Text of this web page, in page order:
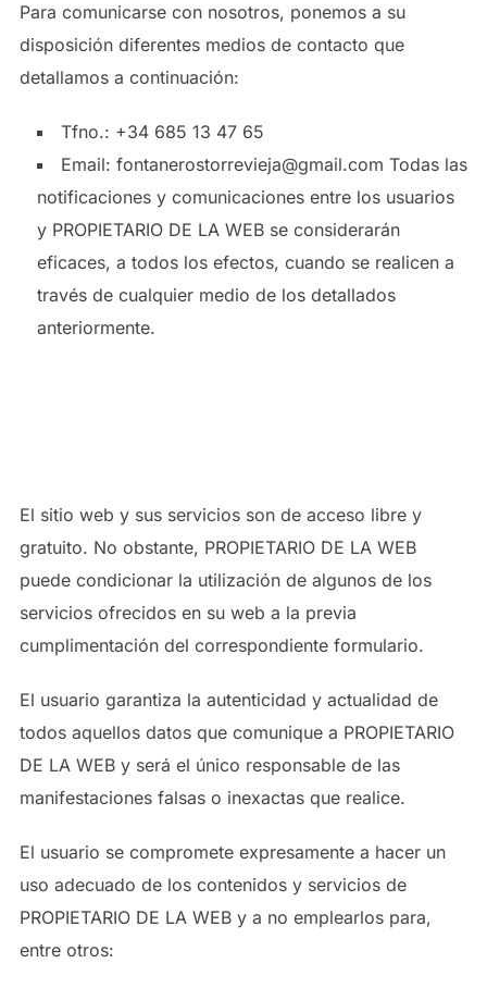
Para comunicarse con nosotros, ponemos a su
disposición diferentes medios de contacto que
detallamos a continuación:
Tfno.: +34 685 13 47 65
Email: fontanerostorrevieja@gmail.com Todas las
notificaciones y comunicaciones entre los usuarios
y PROPIETARIO DE LA WEB se considerarán
eficaces, a todos los efectos, cuando se realicen a
través de cualquier medio de los detallados
anteriormente.
El sitio web y sus servicios son de acceso libre y
gratuito. No obstante, PROPIETARIO DE LA WEB
puede condicionar la utilización de algunos de los
servicios ofrecidos en su web a la previa
cumplimentación del correspondiente formulario.
El usuario garantiza la autenticidad y actualidad de
todos aquellos datos que comunique a PROPIETARIO
DE LA WEB y será el único responsable de las
manifestaciones falsas o inexactas que realice.
El usuario se compromete expresamente a hacer un
uso adecuado de los contenidos y servicios de
PROPIETARIO DE LA WEB y a no emplearlos para,
entre otros: